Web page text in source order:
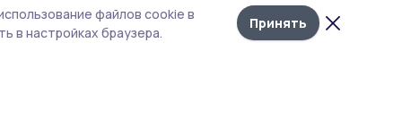
Лента
новостей
файлов cookie в
в настройках браузера.
Принять